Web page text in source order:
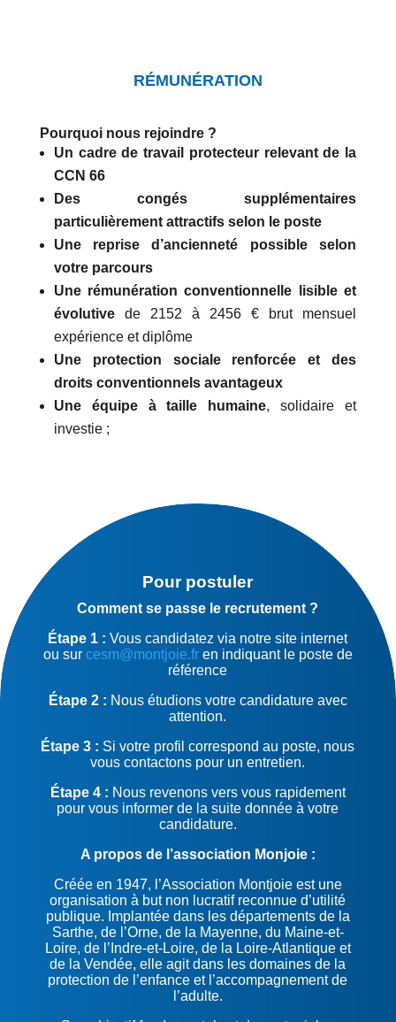
RÉMUNÉRATION
Pourquoi nous rejoindre ?
Un cadre de travail protecteur relevant de la
CCN 66
Des congés supplémentaires
particulièrement attractifs selon le poste
Une reprise d’ancienneté possible selon
votre parcours
Une rémunération conventionnelle lisible et
évolutive de 2152 à 2456 € brut mensuel
expérience et diplôme
Une protection sociale renforcée et des
droits conventionnels avantageux
Une équipe à taille humaine, solidaire et
investie ;
Pour postuler
Comment se passe le recrutement ?
Étape 1 : Vous candidatez via notre site internet
ou sur cesm@montjoie.fren indiquant le poste de
référence
Étape 2 : Nous étudions votre candidature avec
attention.
Étape 3 : Si votre profil correspond au poste, nous
vous contactons pour un entretien.
Étape 4 : Nous revenons vers vous rapidement
pour vous informer de la suite donnée à votre
candidature.
A propos de l’association Monjoie :
Créée en 1947, l’Association Montjoie est une
organisation à but non lucratif reconnue d’utilité
publique. Implantée dans les départements de la
Sarthe, de l’Orne, de la Mayenne, du Maine-et-
Loire, de l’Indre-et-Loire, de la Loire-Atlantique et
de la Vendée, elle agit dans les domaines de la
protection de l’enfance et l’accompagnement de
l’adulte.